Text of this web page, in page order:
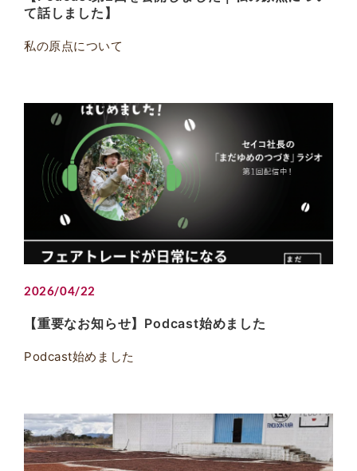
て話しました】
私の原点について
2026/04/22
【重要なお知らせ】Podcast始めました
Podcast始めました